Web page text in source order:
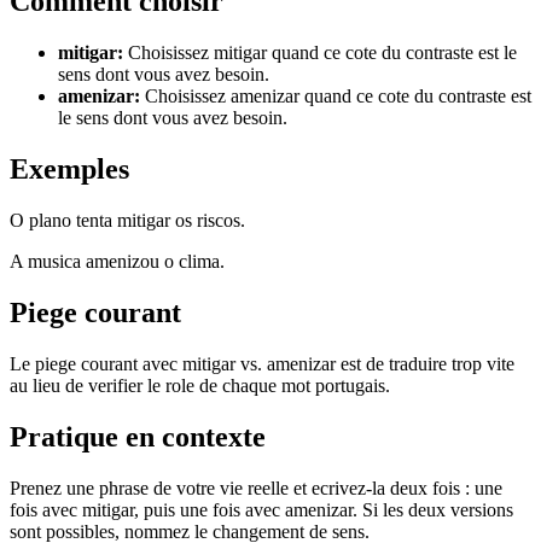
mitigar: Choisissez mitigar quand ce cote du contraste est le
sens dont vous avez besoin.
amenizar: Choisissez amenizar quand ce cote du contraste est
le sens dont vous avez besoin.
Exemples
O plano tenta mitigar os riscos.
A musica amenizou o clima.
Piege courant
Le piege courant avec mitigar vs. amenizar est de traduire trop vite
au lieu de verifier le role de chaque mot portugais.
Pratique en contexte
Prenez une phrase de votre vie reelle et ecrivez-la deux fois : une
fois avec mitigar, puis une fois avec amenizar. Si les deux versions
sont possibles, nommez le changement de sens.